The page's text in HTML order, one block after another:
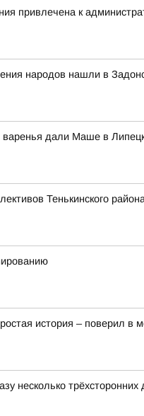
привлечена к
народов нашли в
дали Маше в
Тенькинского района
история – поверил в
несколько